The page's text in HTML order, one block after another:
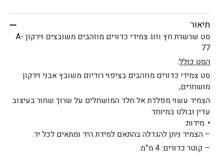
תיאור
סט שרשרת חץ וזוג צמידי כדורים מוזהבים משובצים זירקון A-
77
הסט כולל:
סט צמידי כדורים מוזהבים בציפוי רודיום משובץ אבני זירקון
מושחרים,
הצמיד עשוי מפלדת אל חלד המושחלים על שרוך שחור בעיצוב
עדין ובולט במיוחד
מידות:
– הצמיד ניתן להגדלה בהתאם למידת היד ומתאים לכל יד.
– קוטר כדורים: 4 מ”מ.